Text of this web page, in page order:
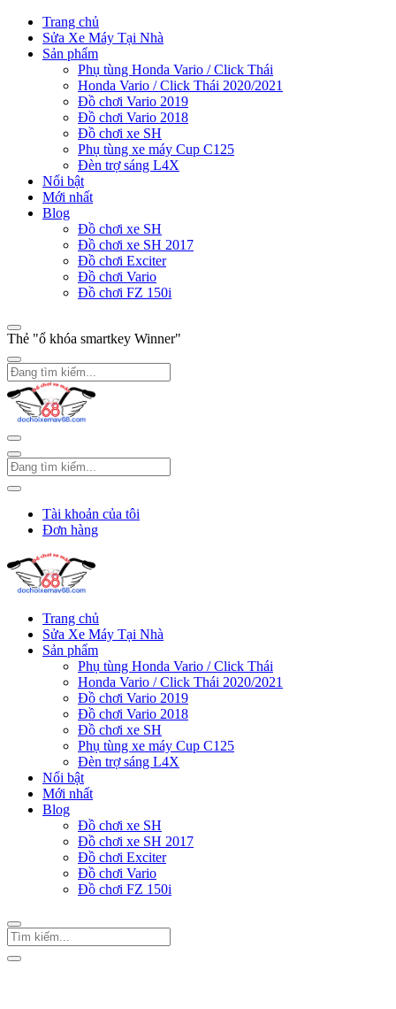
Trang chủ
Sửa Xe Máy Tại Nhà
Sản phẩm
Phụ tùng Honda Vario / Click Thái
Honda Vario / Click Thái 2020/2021
Đồ chơi Vario 2019
Đồ chơi Vario 2018
Đồ chơi xe SH
Phụ tùng xe máy Cup C125
Đèn trợ sáng L4X
Nổi bật
Mới nhất
Blog
Đồ chơi xe SH
Đồ chơi xe SH 2017
Đồ chơi Exciter
Đồ chơi Vario
Đồ chơi FZ 150i
Thẻ "ổ khóa smartkey Winner"
Tài khoản của tôi
Đơn hàng
Trang chủ
Sửa Xe Máy Tại Nhà
Sản phẩm
Phụ tùng Honda Vario / Click Thái
Honda Vario / Click Thái 2020/2021
Đồ chơi Vario 2019
Đồ chơi Vario 2018
Đồ chơi xe SH
Phụ tùng xe máy Cup C125
Đèn trợ sáng L4X
Nổi bật
Mới nhất
Blog
Đồ chơi xe SH
Đồ chơi xe SH 2017
Đồ chơi Exciter
Đồ chơi Vario
Đồ chơi FZ 150i